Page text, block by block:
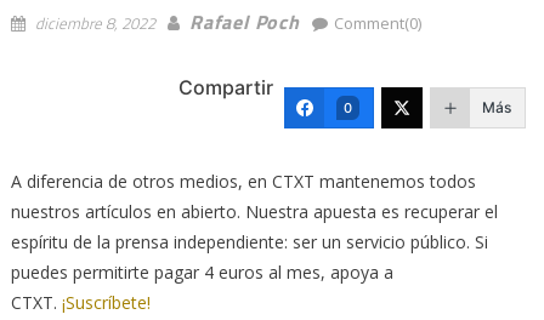
diciembre 8, 2022 Rafael Poch Comment(0)
Compartir
0 Más
A diferencia de otros medios, en CTXT mantenemos todos
nuestros artículos en abierto. Nuestra apuesta es recuperar el
espíritu de la prensa independiente: ser un servicio público. Si
puedes permitirte pagar 4 euros al mes, apoya a
CTXT. ¡Suscríbete!